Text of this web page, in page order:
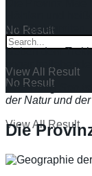
No Result
View All Result
No Result
View All Result
und Stalagmiten.
Neben dem
Mae Hong Son
der Natur und
Die